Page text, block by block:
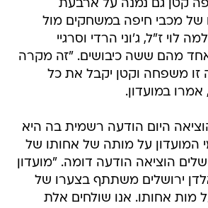
קטן גם נמנה על ארבעת
של מכבי חיפה במשחקים מול
לוי ז"ל, ג'וני הרדי וסרגיי
מהם ששה כיבושים. "זה מקרה
זו משפחה וקטן יקבל את כל
במועדון.
היום הודעה רשמית בה היא
המועדון על מותה של אחותו של
הוציאה הודעה דומה. "מועדון
ירושלים משתתף בצערו של
מות אחותו. אנו שולחים אלת